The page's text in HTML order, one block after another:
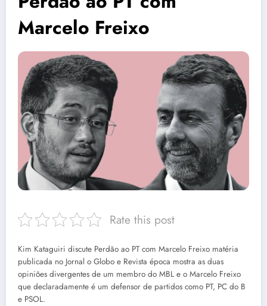
Marcelo Freixo
Rate this post
Kim Kataguiri discute Perdão ao PT com Marcelo Freixo matéria
publicada no Jornal o Globo e Revista época mostra as duas
opiniões divergentes de um membro do MBL e o Marcelo Freixo
que declaradamente é um defensor de partidos como PT, PC do B
e PSOL.